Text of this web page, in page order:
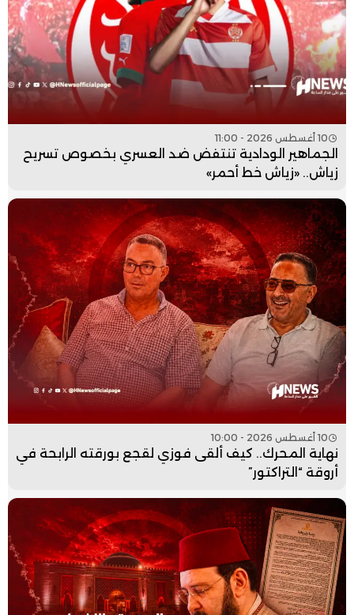
10 أغسطس 2026 - 11:00
الجماهير الودادية تنتفض ضد العسري بخصوص تسريح
زياش.. «زياش خط أحمر»
10 أغسطس 2026 - 10:00
نهاية المحرك.. كيف ألقى فوزي لقجع بورقته الرابحة في
أروقة “التراكتور”